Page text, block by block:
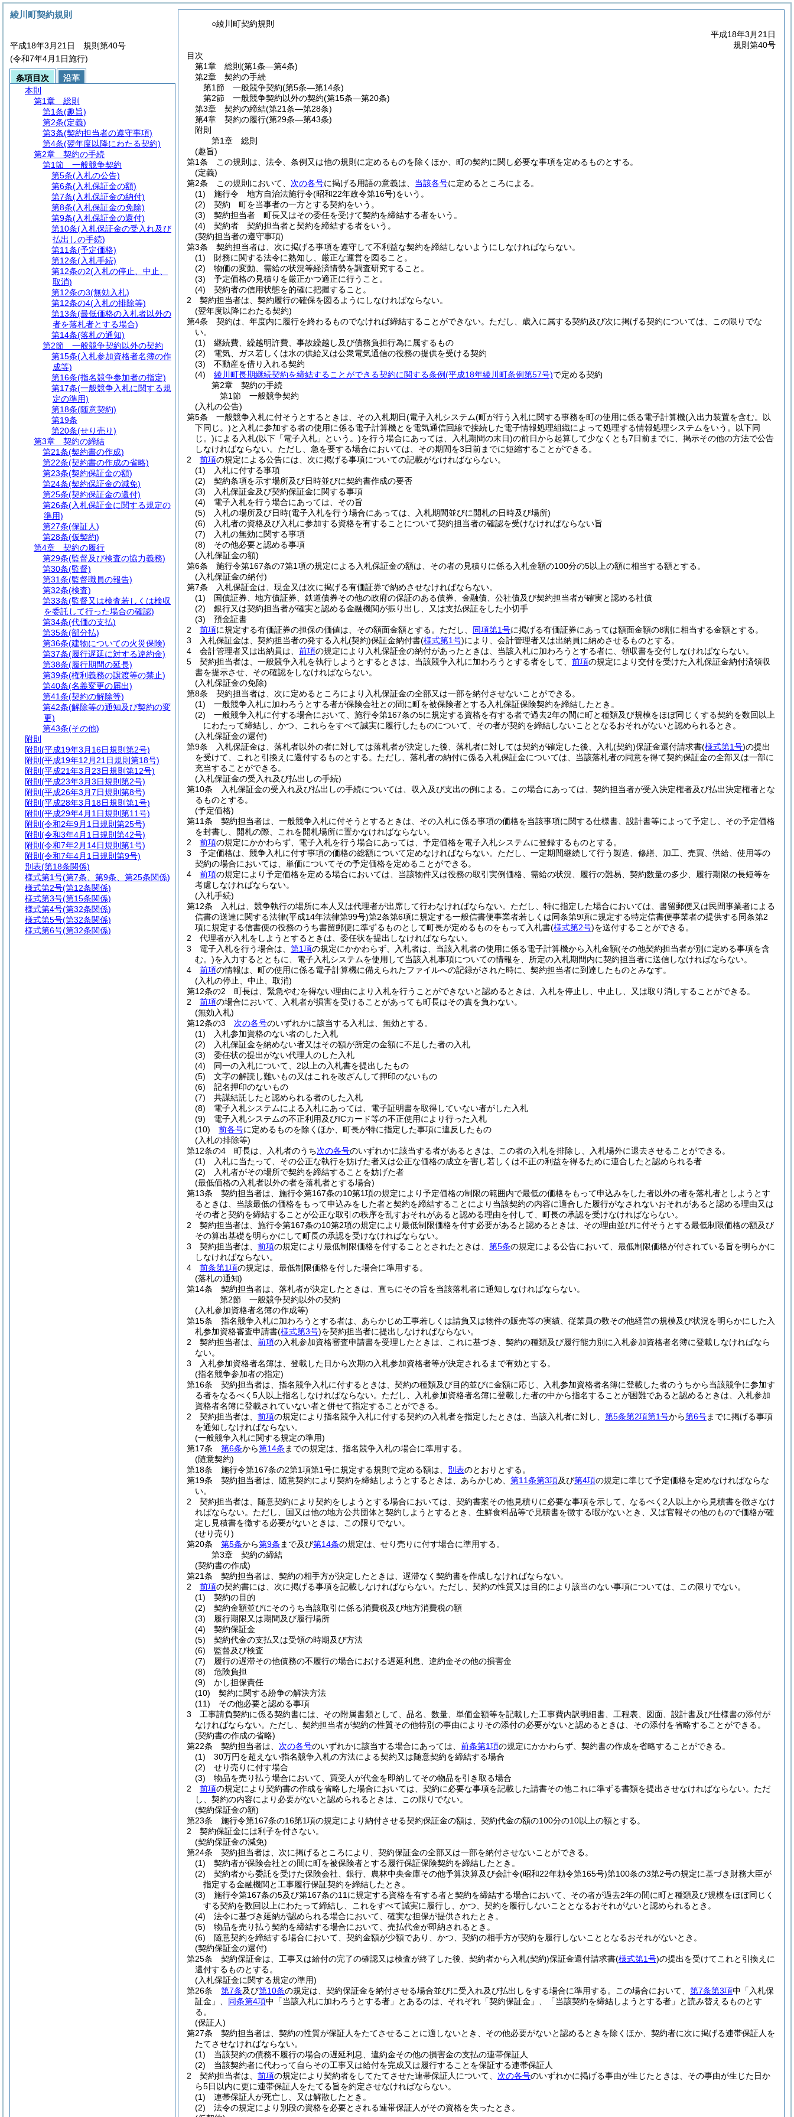
○綾川町契約規則
平成18年3月21日
規則第40号
目次
第1章
総則 (第1条―第4条)
第2章
契約の手続
第1節
一般競争契約(第5条―第14条)
第2節
一般競争契約以外の契約(第15条―第20条)
第3章
契約の締結(第21条―第28条)
第4章
契約の履行(第29条―第43条)
附則
第1章
総則
(趣旨)
第1条
この規則は、法令、条例又は他の規則に定めるものを除くほか、町の契約に関し必要な事項を定めるものとする。
(定義)
第2条
この規則において、 次の各号に掲げる用語の意義は、 当該各号に定めるところによる。
(1)
施行令 地方自治法施行令(昭和22年政令第16号)をいう。
(2)
契約 町を当事者の一方とする契約をいう。
(3)
契約担当者 町長又はその委任を受けて契約を締結する者をいう。
(4)
契約者 契約担当者と契約を締結する者をいう。
(契約担当者の遵守事項)
第3条
契約担当者は、次に掲げる事項を遵守して不利益な契約を締結しないようにしなければならない。
(1)
財務に関する法令に熟知し、厳正な運営を図ること。
(2)
物価の変動、需給の状況等経済情勢を調査研究すること。
(3)
予定価格の見積りを厳正かつ適正に行うこと。
(4)
契約者の信用状態を的確に把握すること。
2
契約担当者は、契約履行の確保を図るようにしなければならない。
(翌年度以降にわたる契約)
第4条
契約は、年度内に履行を終わるものでなければ締結することができない。 ただし、歳入に属する契約及び次に掲げる契約については、この限りでな
い。
(1)
継続費、繰越明許費、事故繰越し及び債務負担行為に属するもの
(2)
電気、ガス若しくは水の供給又は公衆電気通信の役務の提供を受ける契約
(3)
不動産を借り入れる契約
(4)
綾川町長期継続契約を締結することができる契約に関する条例(平成18年綾川町条例第57号)で定める契約
第2章
契約の手続
第1節
一般競争契約
(入札の公告)
第5条
一般競争入札に付そうとするときは、その入札期日(電子入札システム(町が行う入札に関する事務を町の使用に係る電子計算機(入出力装置を含む。以
下同じ。)と入札に参加する者の使用に係る電子計算機とを電気通信回線で接続した電子情報処理組織によって処理する情報処理システムをいう。以下同
じ。)による入札(以下「電子入札」という。)を行う場合にあっては、入札期間の末日)の前日から起算して少なくとも7日前までに、掲示その他の方法で公告
しなければならない。 ただし、急を要する場合においては、その期間を3日前までに短縮することができる。
2
前項の規定による公告には、次に掲げる事項についての記載がなければならない。
(1)
入札に付する事項
(2)
契約条項を示す場所及び日時並びに契約書作成の要否
(3)
入札保証金及び契約保証金に関する事項
(4)
電子入札を行う場合にあっては、その旨
(5)
入札の場所及び日時(電子入札を行う場合にあっては、入札期間並びに開札の日時及び場所)
(6)
入札者の資格及び入札に参加する資格を有することについて契約担当者の確認を受けなければならない旨
(7)
入札の無効に関する事項
(8)
その他必要と認める事項
(入札保証金の額)
第6条
施行令第167条の7第1項の規定による入札保証金の額は、その者の見積りに係る入札金額の100分の5以上の額に相当する額とする。
(入札保証金の納付)
第7条
入札保証金は、現金又は次に掲げる有価証券で納めさせなければならない。
(1)
国債証券、地方債証券、鉄道債券その他の政府の保証のある債券、金融債、公社債及び契約担当者が確実と認める社債
(2)
銀行又は契約担当者が確実と認める金融機関が振り出し、又は支払保証をした小切手
(3)
預金証書
2
前項に規定する有価証券の担保の価値は、その額面金額とする。 ただし、 同項第1号に掲げる有価証券にあっては額面金額の8割に相当する金額とする。
3
入札保証金は、契約担当者の発する入札(契約)保証金納付書(様式第1号)により、会計管理者又は出納員に納めさせるものとする。
4
会計管理者又は出納員は、 前項の規定により入札保証金の納付があったときは、当該入札に加わろうとする者に、領収書を交付しなければならない。
5
契約担当者は、一般競争入札を執行しようとするときは、当該競争入札に加わろうとする者をして、 前項の規定により交付を受けた入札保証金納付済領収
書を提示させ、その確認をしなければならない。
(入札保証金の免除)
第8条
契約担当者は、次に定めるところにより入札保証金の全部又は一部を納付させないことができる。
(1)
一般競争入札に加わろうとする者が保険会社との間に町を被保険者とする入札保証保険契約を締結したとき。
(2)
一般競争入札に付する場合において、施行令第167条の5に規定する資格を有する者で過去2年の間に町と種類及び規模をほぼ同じくする契約を数回以上
にわたって締結し、かつ、これらをすべて誠実に履行したものについて、その者が契約を締結しないこととなるおそれがないと認められるとき。
(入札保証金の還付)
第9条
入札保証金は、落札者以外の者に対しては落札者が決定した後、落札者に対しては契約が確定した後、入札(契約)保証金還付請求書(様式第1号)の提出
を受けて、これと引換えに還付するものとする。 ただし、落札者の納付に係る入札保証金については、当該落札者の同意を得て契約保証金の全部又は一部に
充当することができる。
(入札保証金の受入れ及び払出しの手続)
第10条
入札保証金の受入れ及び払出しの手続については、収入及び支出の例による。
この場合にあっては、契約担当者が受入決定権者及び払出決定権者とな
るものとする。
(予定価格)
第11条
契約担当者は、一般競争入札に付そうとするときは、その入札に係る事項の価格を当該事項に関する仕様書、設計書等によって予定し、その予定価格
を封書し、開札の際、これを開札場所に置かなければならない。
2
前項の規定にかかわらず、電子入札を行う場合にあっては、予定価格を電子入札システムに登録するものとする。
3
予定価格は、競争入札に付す事項の価格の総額について定めなければならない。 ただし、一定期間継続して行う製造、修繕、加工、売買、供給、使用等の
契約の場合においては、単価についてその予定価格を定めることができる。
4
前項の規定により予定価格を定める場合においては、当該物件又は役務の取引実例価格、需給の状況、履行の難易、契約数量の多少、履行期限の長短等を
考慮しなければならない。
(入札手続)
第12条
入札は、競争執行の場所に本人又は代理者が出席して行わなければならない。 ただし、特に指定した場合においては、書留郵便又は民間事業者による
信書の送達に関する法律(平成14年法律第99号)第2条第6項に規定する一般信書便事業者若しくは同条第9項に規定する特定信書便事業者の提供する同条第2
項に規定する信書便の役務のうち書留郵便に準ずるものとして町長が定めるものをもって入札書(様式第2号)を送付することができる。
2
代理者が入札をしようとするときは、委任状を提出しなければならない。
3
電子入札を行う場合は、 第1項の規定にかかわらず、入札者は、当該入札者の使用に係る電子計算機から入札金額(その他契約担当者が別に定める事項を含
む。)を入力するとともに、電子入札システムを使用して当該入札事項についての情報を、所定の入札期間内に契約担当者に送信しなければならない。
4
前項の情報は、町の使用に係る電子計算機に備えられたファイルへの記録がされた時に、契約担当者に到達したものとみなす。
(入札の停止、中止、取消)
第12条の2
町長は、緊急やむを得ない理由により入札を行うことができないと認めるときは、入札を停止し、中止し、又は取り消しすることができる。
2
前項の場合において、入札者が損害を受けることがあっても町長はその責を負わない。
(無効入札)
第12条の3
次の各号のいずれかに該当する入札は、無効とする。
(1)
入札参加資格のない者のした入札
(2)
入札保証金を納めない者又はその額が所定の金額に不足した者の入札
(3)
委任状の提出がない代理人のした入札
(4)
同一の入札について、2以上の入札書を提出したもの
(5)
文字の解読し難いもの又はこれを改ざんして押印のないもの
(6)
記名押印のないもの
(7)
共謀結託したと認められる者のした入札
(8)
電子入札システムによる入札にあっては、電子証明書を取得していない者がした入札
(9)
電子入札システムの不正利用及びICカード等の不正使用により行った入札
(10)
前各号に定めるものを除くほか、町長が特に指定した事項に違反したもの
(入札の排除等)
第12条の4
町長は、入札者のうち次の各号のいずれかに該当する者があるときは、この者の入札を排除し、入札場外に退去させることができる。
(1)
入札に当たって、その公正な執行を妨げた者又は公正な価格の成立を害し若しくは不正の利益を得るために連合したと認められる者
(2)
入札者がその場所で契約を締結することを妨げた者
(最低価格の入札者以外の者を落札者とする場合)
第13条
契約担当者は、施行令第167条の10第1項の規定により予定価格の制限の範囲内で最低の価格をもって申込みをした者以外の者を落札者としようとす
るときは、当該最低の価格をもって申込みをした者と契約を締結することにより当該契約の内容に適合した履行がなされないおそれがあると認める理由又は
その者と契約を締結することが公正な取引の秩序を乱すおそれがあると認める理由を付して、町長の承認を受けなければならない。
2
契約担当者は、施行令第167条の10第2項の規定により最低制限価格を付す必要があると認めるときは、その理由並びに付そうとする最低制限価格の額及び
その算出基礎を明らかにして町長の承認を受けなければならない。
3
契約担当者は、 前項の規定により最低制限価格を付することとされたときは、 第5条の規定による公告において、最低制限価格が付されている旨を明らかに
しなければならない。
4
前条第1項の規定は、最低制限価格を付した場合に準用する。
(落札の通知)
第14条
契約担当者は、落札者が決定したときは、直ちにその旨を当該落札者に通知しなければならない。
第2節
一般競争契約以外の契約
(入札参加資格者名簿の作成等)
第15条
指名競争入札に加わろうとする者は、あらかじめ工事若しくは請負又は物件の販売等の実績、従業員の数その他経営の規模及び状況を明らかにした入
札参加資格審査申請書(様式第3号)を契約担当者に提出しなければならない。
2
契約担当者は、 前項の入札参加資格審査申請書を受理したときは、これに基づき、契約の種類及び履行能力別に入札参加資格者名簿に登載しなければなら
ない。
3
入札参加資格者名簿は、登載した日から次期の入札参加資格者等が決定されるまで有効とする。
(指名競争参加者の指定)
第16条
契約担当者は、指名競争入札に付するときは、契約の種類及び目的並びに金額に応じ、入札参加資格者名簿に登載した者のうちから当該競争に参加す
る者をなるべく5人以上指名しなければならない。 ただし、入札参加資格者名簿に登載した者の中から指名することが困難であると認めるときは、入札参加
資格者名簿に登載されていない者と併せて指定することができる。
2
契約担当者は、 前項の規定により指名競争入札に付する契約の入札者を指定したときは、当該入札者に対し、 第5条第2項第1号から第6号までに掲げる事項
を通知しなければならない。
(一般競争入札に関する規定の準用)
第17条
第6条から第14条 までの規定は、指名競争入札の場合に準用する。
(随意契約)
第18条
施行令第167条の2第1項第1号に規定する規則で定める額は、 別表のとおりとする。
第19条
契約担当者は、随意契約により契約を締結しようとするときは、あらかじめ、 第11条第3項及び第4項の規定に準じて予定価格を定めなければならな
い。
2
契約担当者は、随意契約により契約をしようとする場合においては、契約書案その他見積りに必要な事項を示して、なるべく2人以上から見積書を徴さなけ
ればならない。 ただし、国又は他の地方公共団体と契約しようとするとき、生鮮食料品等で見積書を徴する暇がないとき、又は官報その他のもので価格が確
定し見積書を徴する必要がないときは、この限りでない。
(せり売り)
第20条
第5条から第9条 まで及び第14条の規定は、せり売りに付す場合に準用する。
第3章
契約の締結
(契約書の作成)
第21条
契約担当者は、契約の相手方が決定したときは、遅滞なく契約書を作成しなければならない。
2
前項の契約書には、次に掲げる事項を記載しなければならない。 ただし、契約の性質又は目的により該当のない事項については、この限りでない。
(1)
契約の目的
(2)
契約金額並びにそのうち当該取引に係る消費税及び地方消費税の額
(3)
履行期限又は期間及び履行場所
(4)
契約保証金
(5)
契約代金の支払又は受領の時期及び方法
(6)
監督及び検査
(7)
履行の遅滞その他債務の不履行の場合における遅延利息、違約金その他の損害金
(8)
危険負担
(9)
かし担保責任
(10)
契約に関する紛争の解決方法
(11)
その他必要と認める事項
3
工事請負契約に係る契約書には、その附属書類として、品名、数量、単価金額等を記載した工事費内訳明細書、工程表、図面、設計書及び仕様書の添付が
なければならない。 ただし、契約担当者が契約の性質その他特別の事由によりその添付の必要がないと認めるときは、その添付を省略することができる。
(契約書の作成の省略)
第22条
契約担当者は、 次の各号のいずれかに該当する場合にあっては、 前条第1項の規定にかかわらず、契約書の作成を省略することができる。
(1)
30万円を超えない指名競争入札の方法による契約又は随意契約を締結する場合
(2)
せり売りに付す場合
(3)
物品を売り払う場合において、買受人が代金を即納してその物品を引き取る場合
2
前項の規定により契約書の作成を省略した場合においては、契約に必要な事項を記載した請書その他これに準ずる書類を提出させなければならない。 ただ
し、契約の内容により必要がないと認められるときは、この限りでない。
(契約保証金の額)
第23条
施行令第167条の16第1項の規定により納付させる契約保証金の額は、契約代金の額の100分の10以上の額とする。
2
契約保証金には利子を付さない。
(契約保証金の減免)
第24条
契約担当者は、次に掲げるところにより、契約保証金の全部又は一部を納付させないことができる。
(1)
契約者が保険会社との間に町を被保険者とする履行保証保険契約を締結したとき。
(2)
契約者から委託を受けた保険会社、銀行、農林中央金庫その他予算決算及び会計令(昭和22年勅令第165号)第100条の3第2号の規定に基づき財務大臣が
指定する金融機関と工事履行保証契約を締結したとき。
(3)
施行令第167条の5及び第167条の11に規定する資格を有する者と契約を締結する場合において、その者が過去2年の間に町と種類及び規模をほぼ同じく
する契約を数回以上にわたって締結し、これをすべて誠実に履行し、かつ、契約を履行しないこととなるおそれがないと認められるとき。
(4)
法令に基づき延納が認められる場合において、確実な担保が提供されたとき。
(5)
物品を売り払う契約を締結する場合において、売払代金が即納されるとき。
(6)
随意契約を締結する場合において、契約金額が少額であり、かつ、契約の相手方が契約を履行しないこととなるおそれがないとき。
(契約保証金の還付)
第25条
契約保証金は、工事又は給付の完了の確認又は検査が終了した後、契約者から入札(契約)保証金還付請求書(様式第1号)の提出を受けてこれと引換えに
還付するものとする。
(入札保証金に関する規定の準用)
第26条
第7条及び第10条の規定は、契約保証金を納付させる場合並びに受入れ及び払出しをする場合に準用する。 この場合において、 第7条第3項中「入札保
証金」、 同条第4項中「当該入札に加わろうとする者」とあるのは、それぞれ「契約保証金」、「当該契約を締結しようとする者」と読み替えるものとす
る。
(保証人)
第27条
契約担当者は、契約の性質が保証人をたてさせることに適しないとき、その他必要がないと認めるときを除くほか、契約者に次に掲げる連帯保証人を
たてさせなければならない。
(1)
当該契約の債務不履行の場合の遅延利息、違約金その他の損害金の支払の連帯保証人
(2)
当該契約者に代わって自らその工事又は給付を完成又は履行することを保証する連帯保証人
2
契約担当者は、 前項の規定により契約者をしてたてさせた連帯保証人について、 次の各号のいずれかに掲げる事由が生じたときは、その事由が生じた日か
ら5日以内に更に連帯保証人をたてる旨を約定させなければならない。
(1)
連帯保証人が死亡し、又は解散したとき。
(2)
法令の規定により別段の資格を必要とされる連帯保証人がその資格を失ったとき。
綾川町契約規則
平成18年3月21日 規則第40号
(令和7年4月1日施行)
条項目次
沿革
本則
第1章
総則
第1条(趣旨)
第2条(定義)
第3条(契約担当者の遵守事項)
第4条(翌年度以降にわたる契約)
第2章
契約の手続
第1節
一般競争契約
第5条(入札の公告)
第6条(入札保証金の額)
第7条(入札保証金の納付)
第8条(入札保証金の免除)
第9条(入札保証金の還付)
第10条(入札保証金の受入れ及び
払出しの手続)
第11条(予定価格)
第12条(入札手続)
第12条の2(入札の停止、中止、
取消)
第12条の3(無効入札)
第12条の4(入札の排除等)
第13条(最低価格の入札者以外の
者を落札者とする場合)
第14条(落札の通知)
第2節
一般競争契約以外の契約
第15条(入札参加資格者名簿の作
成等)
第16条(指名競争参加者の指定)
第17条(一般競争入札に関する規
定の準用)
第18条(随意契約)
第19条
第20条(せり売り)
第3章
契約の締結
第21条(契約書の作成)
第22条(契約書の作成の省略)
第23条(契約保証金の額)
第24条(契約保証金の減免)
第25条(契約保証金の還付)
第26条(入札保証金に関する規定の
準用)
第27条(保証人)
第28条(仮契約)
第4章
契約の履行
第29条(監督及び検査の協力義務)
第30条(監督)
第31条(監督職員の報告)
第32条(検査)
第33条(監督又は検査若しくは検収
を委託して行った場合の確認)
第34条(代価の支払)
第35条(部分払)
第36条(建物についての火災保険)
第37条(履行遅延に対する違約金)
第38条(履行期間の延長)
第39条(権利義務の譲渡等の禁止)
第40条(名義変更の届出)
第41条(契約の解除等)
第42条(解除等の通知及び契約の変
更)
第43条(その他)
附則
附則 (平成19年3月16日規則第2号)
附則 (平成19年12月21日規則第18号)
附則 (平成21年3月23日規則第12号)
附則 (平成23年3月3日規則第2号)
附則 (平成26年3月7日規則第8号)
附則 (平成28年3月18日規則第1号)
附則 (平成29年4月1日規則第11号)
附則 (令和2年9月1日規則第25号)
附則 (令和3年4月1日規則第42号)
附則 (令和7年2月14日規則第1号)
附則 (令和7年4月1日規則第9号)
別表(第18条関係)
様式第1号(第7条、第9条、第25条関係)
様式第2号(第12条関係)
様式第3号(第15条関係)
様式第4号(第32条関係)
様式第5号(第32条関係)
様式第6号(第32条関係)